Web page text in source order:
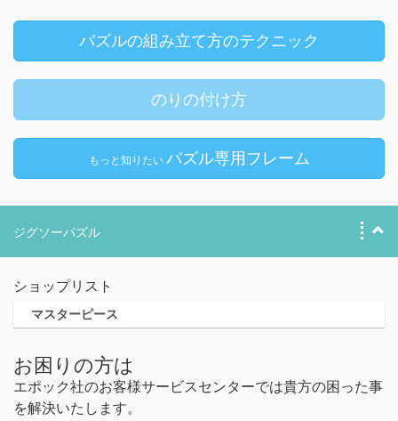
パズルの組み立て方のテクニック
のりの付け方
もっと知りたい パズル専用フレーム
ジグソーパズル
ショップリスト
マスターピース
お困りの方は
エポック社のお客様サービスセンターでは貴方の困った事
を解決いたします。